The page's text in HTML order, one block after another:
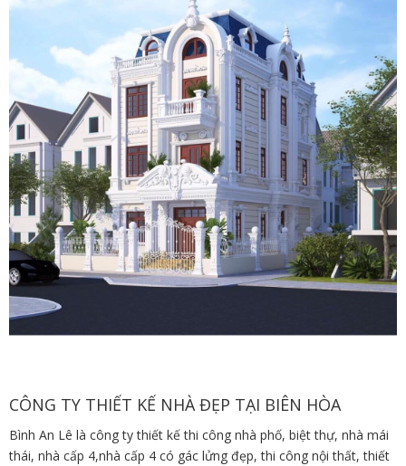
CÔNG TY THIẾT KẾ NHÀ ĐẸP TẠI BIÊN HÒA
Bình An Lê là công ty thiết kế thi công nhà phố, biệt thự, nhà mái
thái, nhà cấp 4,nhà cấp 4 có gác lửng đẹp, thi công nội thất, thiết